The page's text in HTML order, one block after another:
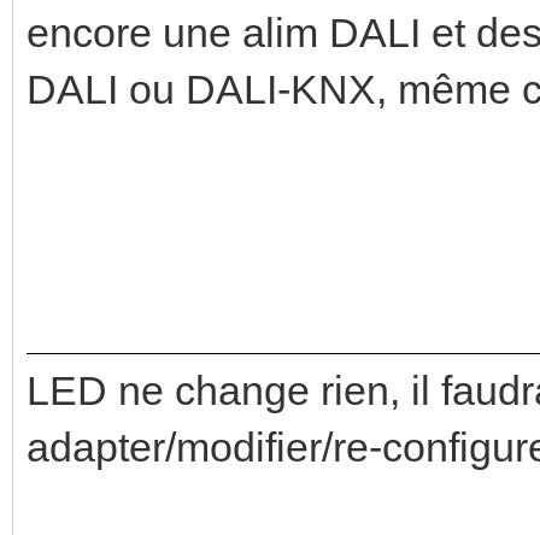
encore une alim DALI et
DALI ou DALI-KNX, même
LED ne change rien, il
adapter/modifier/re-